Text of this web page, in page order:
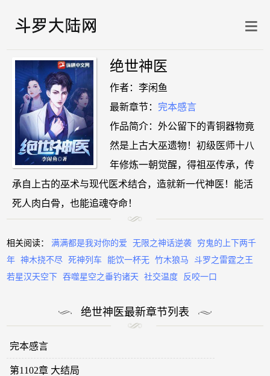
绝世神医
作者：李闲鱼
最新章节： 完本感言
作品简介：外公留下的青铜器物竟
然是上古大巫遗物！初级医师十八
年修炼一朝觉醒，得祖巫传承，传
承自上古的巫术与现代医术结合，造就新一代神医！能活
死人肉白骨，也能追魂夺命！
相关阅读：满满都是我对你的爱 无限之神话逆袭
穷鬼的上下两千
年
神木挠不尽 死神列车 能饮一杯无 竹木狼马
斗罗之雷霆之王
若星汉天空下
吞噬星空之垂钓诸天 社交温度 反咬一口
绝世神医最新章节列表
完本感言
第1102章 大结局